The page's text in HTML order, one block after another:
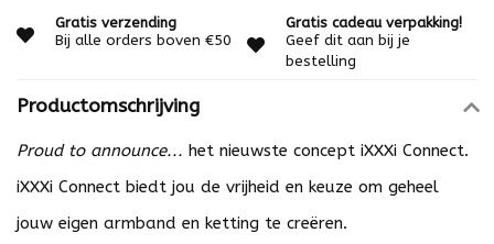
Gratis verzending
Bij alle orders boven €50
Gratis cadeau verpakking!
Geef dit aan bij je
bestelling
Productomschrijving
Proud to announce... het nieuwste concept iXXXi Connect.
iXXXi Connect biedt jou de vrijheid en keuze om geheel
jouw eigen armband en ketting te creëren.